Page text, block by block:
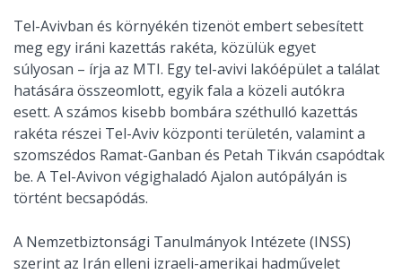
Tel-Avivban és környékén tizenöt embert sebesített
meg egy iráni kazettás rakéta, közülük egyet
súlyosan – írja az MTI. Egy tel-avivi lakóépület a találat
hatására összeomlott, egyik fala a közeli autókra
esett. A számos kisebb bombára széthulló kazettás
rakéta részei Tel-Aviv központi területén, valamint a
szomszédos Ramat-Ganban és Petah Tikván csapódtak
be. A Tel-Avivon végighaladó Ajalon autópályán is
történt becsapódás.
A Nemzetbiztonsági Tanulmányok Intézete (INSS)
szerint az Irán elleni izraeli-amerikai hadművelet